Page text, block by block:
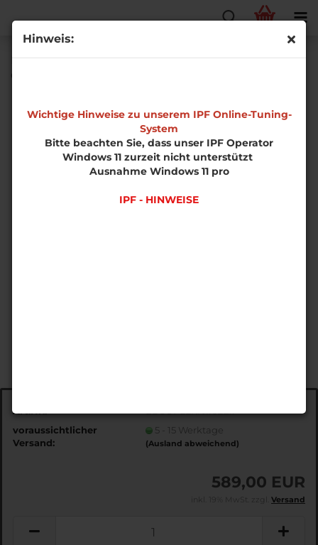
Hinweis:
Wichtige Hinweise zu unserem IPF Online-Tuning-
System
Bitte beachten Sie, dass unser IPF Operator
Windows 11 zurzeit nicht unterstützt
Ausnahme Windows 11 pro
IPF - HINWEISE
HF-Series Ladeluftkühlerkit für Opel Corsa D OPC u.
GSI Modelle
Art.Nr.:
voraussichtlicher
Versand:
5 - 15 Werktage
(Ausland abweichend)
589,00 EUR
Versand